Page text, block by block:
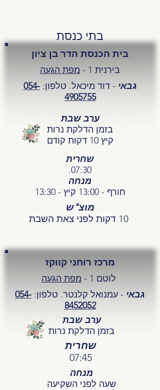
בתי כנסת
בית הכנסת הדר בן ציון
בירנית 1 -
מפת הגעה
גבאי - דוד מיכאל. טלפון:054-
4905755
ערב שבת
בזמן הדלקת נרות
קיץ 10 דקות קודם
שחרית
07:30.
מנחה
חורף - 13:00 קיץ - 13:30
מוצ"ש
מרכז רוחני קווקז
לוטם 1 -
מפת הגעה
גבאי - עמנואל קלנטר. טלפון: 054-
8452052
שחרית
07:45
ערב שבת
בזמן הדלקת נרות
מנחה
שעה לפני השקיעה